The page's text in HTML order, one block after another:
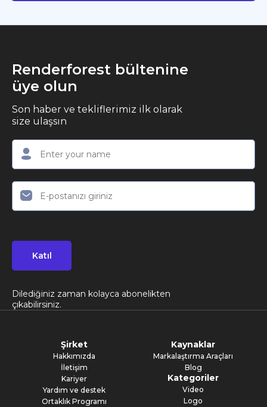
Renderforest bültenine
üye olun
Son haber ve tekliflerimiz ilk olarak
size ulaşsın
Katıl
Dilediğiniz zaman kolayca abonelikten
çıkabilirsiniz.
Şirket
Hakkımızda
İletişim
Kariyer
Yardım ve destek
Ortaklık Programı
Kaynaklar
Markalaştırma Araçları
Blog
Kategoriler
Video
Logo